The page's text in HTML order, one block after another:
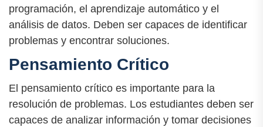
programación, el aprendizaje automático y el
análisis de datos. Deben ser capaces de identificar
problemas y encontrar soluciones.
Pensamiento Crítico
El pensamiento crítico es importante para la
resolución de problemas. Los estudiantes deben ser
capaces de analizar información y tomar decisiones